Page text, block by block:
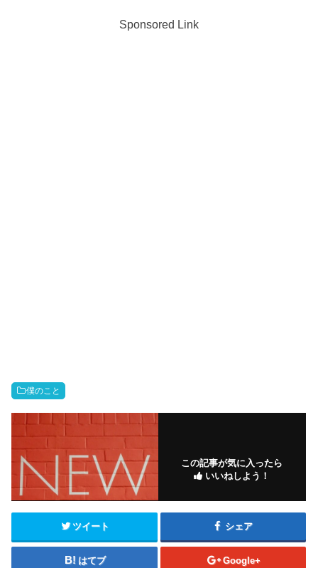
Sponsored Link
僕のこと
この記事が気に入ったら
いいねしよう！
ツイート シェア
はてブ Google+